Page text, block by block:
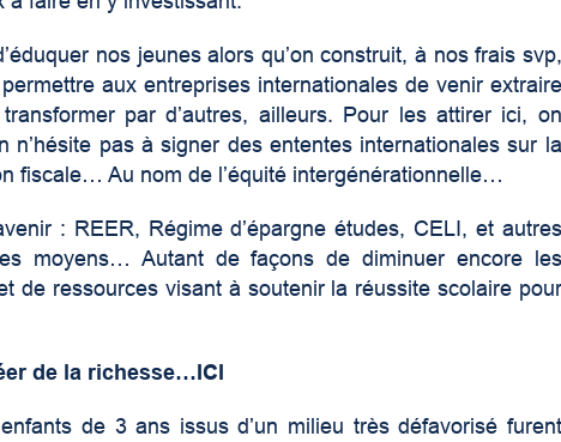
nos jeunes alors qu’on construit, à nos frais svp,
aux entreprises internationales de venir extraire
par d’autres, ailleurs. Pour les attirer ici, on
n’hésite pas à signer des ententes internationales sur la
fiscale… Au nom de l’équité intergénérationnelle…
: REER, Régime d’épargne études, CELI, et autres
moyens… Autant de façons de diminuer encore les
de ressources visant à soutenir la réussite scolaire pour
de la richesse…ICI
de 3 ans issus d’un milieu très défavorisé furent